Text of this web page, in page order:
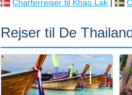
Charterreiser til Khao Lak |
Rejser til De